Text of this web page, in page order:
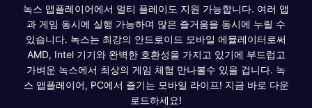
녹스 앱플레이어에서 멀티 플레이도 지원 가능합니다. 여러 앱
과 게임 동시에 실행 가능하며 많은 즐거움을 동시에 누릴 수
있습니다. 녹스는 최강의 안드로이드 모바일 에뮬레이터로써
AMD, Intel 기기와 완벽한 호환성을 가지고 있기에 부드럽고
가벼운 녹스에서 최상의 게임 체험 만나볼수 있을 겁니다. 녹
스 앱플레이어, PC에서 즐기는 모바일 라이프! 지금 바로 다운
로드하세요!